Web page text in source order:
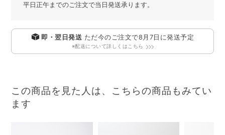
平日正午までのご注文で当日発送承ります。
即・翌日発送 ただ今のご注文で8月7日 に発送予定
※配送について詳しくはこちら
この商品を見た人は、こちらの商品もみてい
ます